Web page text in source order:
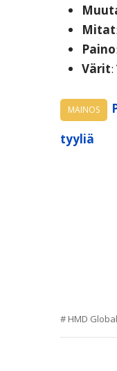
Mitat
Paino
Värit
MAINOS
tyyliä
HMD Global